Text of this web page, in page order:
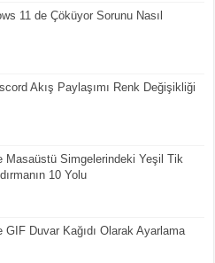
11 de Çöküyor Sorunu Nasıl
Akış Paylaşımı Renk Değişikliği
Masaüstü Simgelerindeki Yeşil Tik
10 Yolu
GIF Duvar Kağıdı Olarak Ayarlama